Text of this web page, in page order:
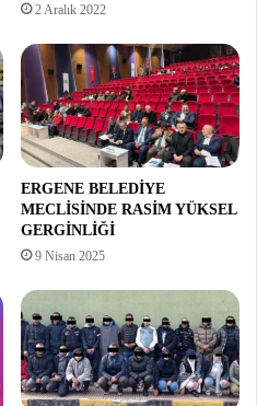
2 Aralık 2022
ERGENE BELEDİYE
MECLİSİNDE RASİM YÜKSEL
GERGİNLİĞİ
9 Nisan 2025